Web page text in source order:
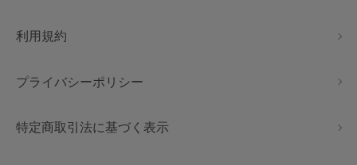
利用規約
プライバシーポリシー
特定商取引法に基づく表示